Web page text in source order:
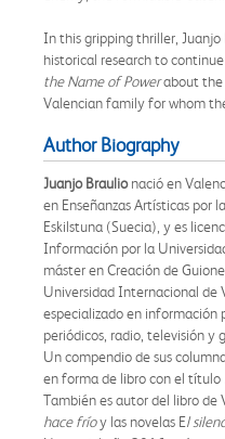
In this gripping thriller,
historical research to
the Name of Powerabout the
Valencian family for whom
Author Biography
Juanjo Braulionació en
en Enseñanzas Artísticas por
Eskilstuna (Suecia), y es
Información por la
máster en Creación de
Universidad Internacional de
especializado en información
periódicos, radio, televisión y
Un compendio de sus
en forma de libro con el título
También es autor del libro de
hace fríoy las novelas El